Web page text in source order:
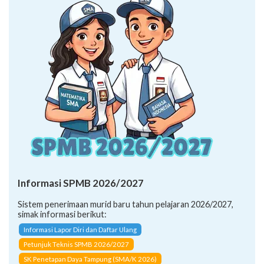
Informasi SPMB 2026/2027
Sistem penerimaan murid baru tahun pelajaran 2026/2027,
simak informasi berikut:
Informasi Lapor Diri dan Daftar Ulang
Petunjuk Teknis SPMB 2026/2027
SK Penetapan Daya Tampung (SMA/K 2026)